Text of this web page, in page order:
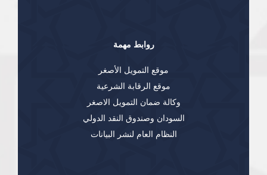
روابط مهمة
موقع التمويل الأصغر
موقع الرقابة الشرعية
وكالة ضمان التمويل الاصغر
السودان وصندوق النقد الدولي
النظام العام لنشر البيانات